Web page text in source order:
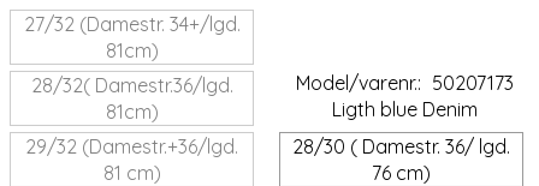
27/32 (Damestr. 34+/lgd.
81cm)
28/32( Damestr.36/lgd.
81cm)
29/32 (Damestr.+36/lgd.
81 cm)
Model/varenr.: 50207173
Ligth blue Denim
28/30 ( Damestr. 36/ lgd.
76 cm)